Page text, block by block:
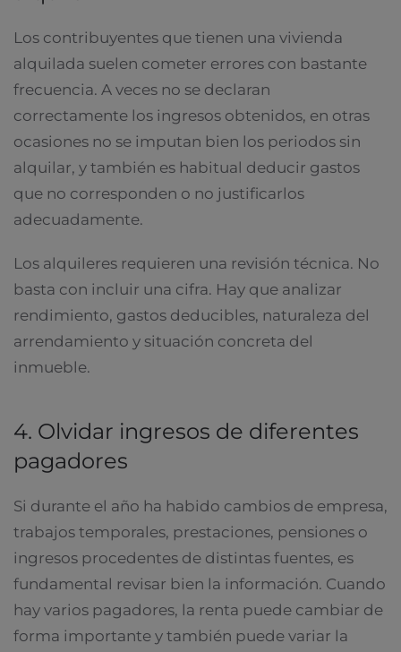
Los contribuyentes que tienen una vivienda
alquilada suelen cometer errores con bastante
frecuencia. A veces no se declaran
correctamente los ingresos obtenidos, en otras
ocasiones no se imputan bien los periodos sin
alquilar, y también es habitual deducir gastos
que no corresponden o no justificarlos
adecuadamente.
Los alquileres requieren una revisión técnica. No
basta con incluir una cifra. Hay que analizar
rendimiento, gastos deducibles, naturaleza del
arrendamiento y situación concreta del
inmueble.
4. Olvidar ingresos de diferentes
pagadores
Si durante el año ha habido cambios de empresa,
trabajos temporales, prestaciones, pensiones o
ingresos procedentes de distintas fuentes, es
fundamental revisar bien la información. Cuando
hay varios pagadores, la renta puede cambiar de
forma importante y también puede variar la